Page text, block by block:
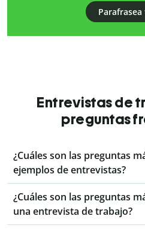
Entrevistas de
preguntas
¿Cuáles son las preguntas
ejemplos de entrevistas?
¿Cuáles son las preguntas
una entrevista de trabajo?